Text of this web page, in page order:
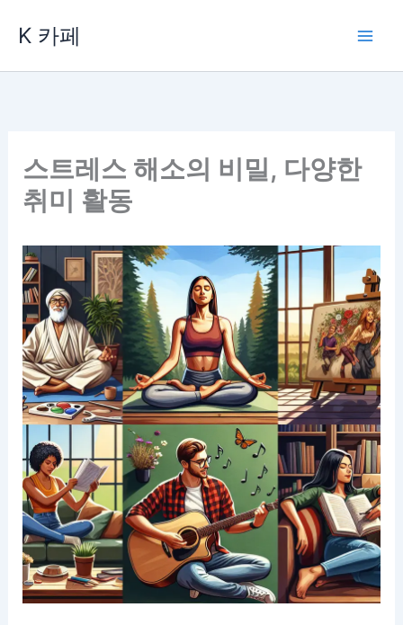
K 카페
스트레스 해소의 비밀, 다양한
취미 활동